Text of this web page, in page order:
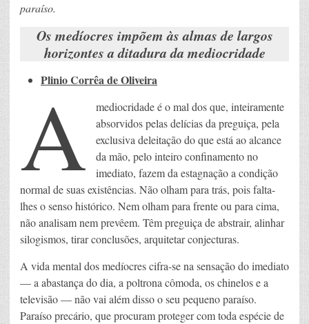
paraíso.
Os medíocres impõem às almas de largos
horizontes a ditadura da mediocridade
Plinio Corrêa de Oliveira
A
mediocridade é o mal dos que, inteiramente
absorvidos pelas delícias da preguiça, pela
exclusiva deleitação do que está ao alcance
da mão, pelo inteiro confinamento no
imediato, fazem da estagnação a condição
normal de suas existências. Não olham para trás, pois falta-
lhes o senso histórico. Nem olham para frente ou para cima,
não analisam nem prevêem. Têm preguiça de abstrair, alinhar
silogismos, tirar conclusões, arquitetar conjecturas.
A vida mental dos medíocres cifra-se na sensação do imediato
— a abastança do dia, a poltrona cômoda, os chinelos e a
televisão — não vai além disso o seu pequeno paraíso.
Paraíso precário, que procuram proteger com toda espécie de